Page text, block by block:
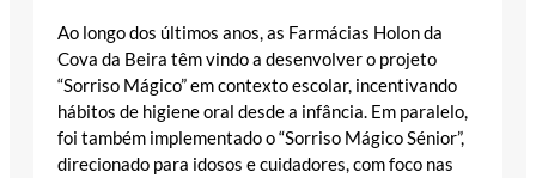
Ao longo dos últimos anos, as Farmácias Holon da
Cova da Beira têm vindo a desenvolver o projeto
“Sorriso Mágico” em contexto escolar, incentivando
hábitos de higiene oral desde a infância. Em paralelo,
foi também implementado o “Sorriso Mágico Sénior”,
direcionado para idosos e cuidadores, com foco nas